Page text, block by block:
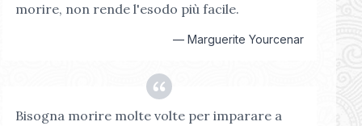
morire, non rende l'esodo più facile.
— Marguerite Yourcenar
Bisogna morire molte volte per imparare a